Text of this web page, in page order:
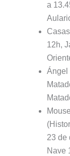
a
12h,
Ángel
23 de
Nave